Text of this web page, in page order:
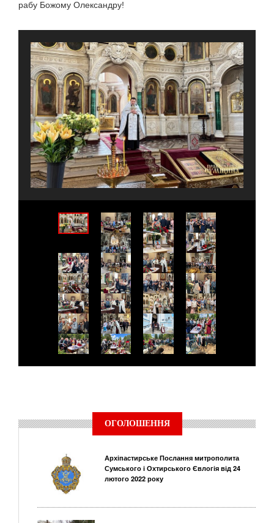
рабу Божому Олександру!
ОГОЛОШЕННЯ
Архіпастирське Послання митрополита
Сумського і Охтирського Євлогія від 24
лютого 2022 року